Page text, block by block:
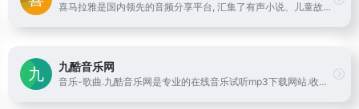
喜马拉雅是国内领先的音频分享平台, 汇集了有声小说、儿童故事、相声评书、京剧戏曲、新闻段子、广播电台等数亿条免费声音内容, 听书、听小说、听故事、听儿歌、听音乐, 为您找到每一天的精神食粮！
九酷音乐网
音乐-歌曲.九酷音乐网是专业的在线音乐试听mp3下载网站.收录了网上最新歌曲和流行音乐,网络歌曲,好听的歌,抖音热门歌曲,经典老歌等最新流行歌曲MP3下载试听服务,是您寻找好听的歌首选网站。